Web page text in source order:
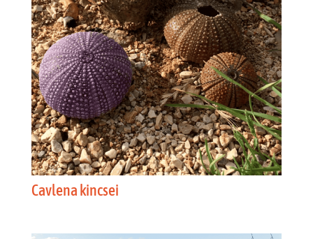
Cavlena kincsei